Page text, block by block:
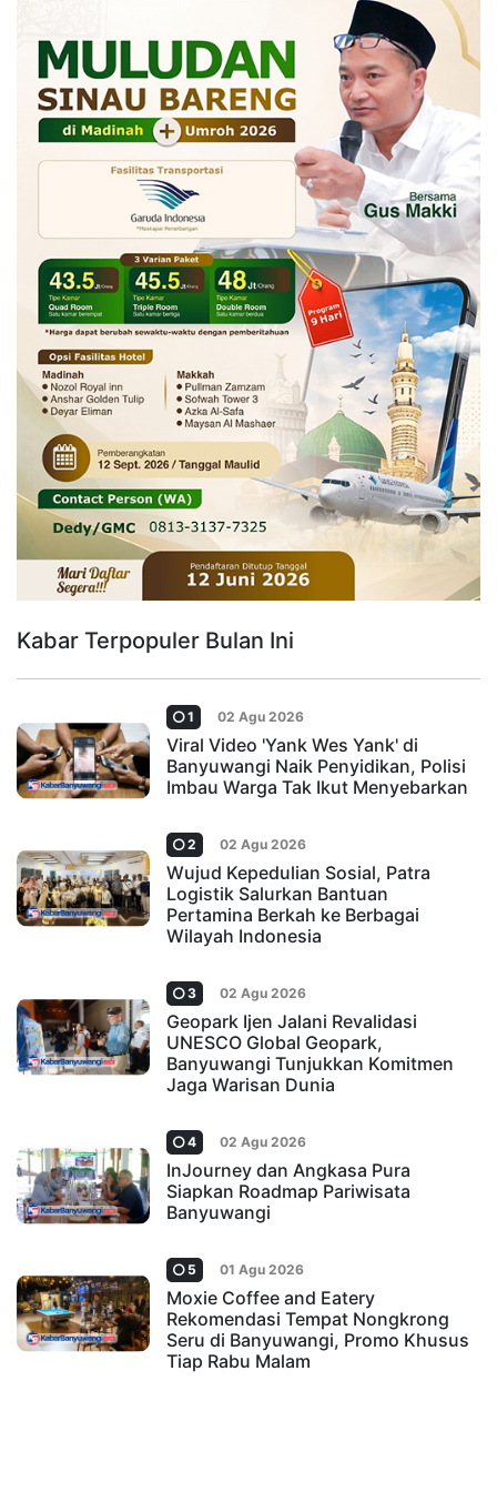
Kabar Terpopuler Bulan Ini
1 02 Agu 2026
Viral Video 'Yank Wes Yank' di
Banyuwangi Naik Penyidikan, Polisi
Imbau Warga Tak Ikut Menyebarkan
2 02 Agu 2026
Wujud Kepedulian Sosial, Patra
Logistik Salurkan Bantuan
Pertamina Berkah ke Berbagai
Wilayah Indonesia
3 02 Agu 2026
Geopark Ijen Jalani Revalidasi
UNESCO Global Geopark,
Banyuwangi Tunjukkan Komitmen
Jaga Warisan Dunia
4 02 Agu 2026
InJourney dan Angkasa Pura
Siapkan Roadmap Pariwisata
Banyuwangi
5 01 Agu 2026
Moxie Coffee and Eatery
Rekomendasi Tempat Nongkrong
Seru di Banyuwangi, Promo Khusus
Tiap Rabu Malam